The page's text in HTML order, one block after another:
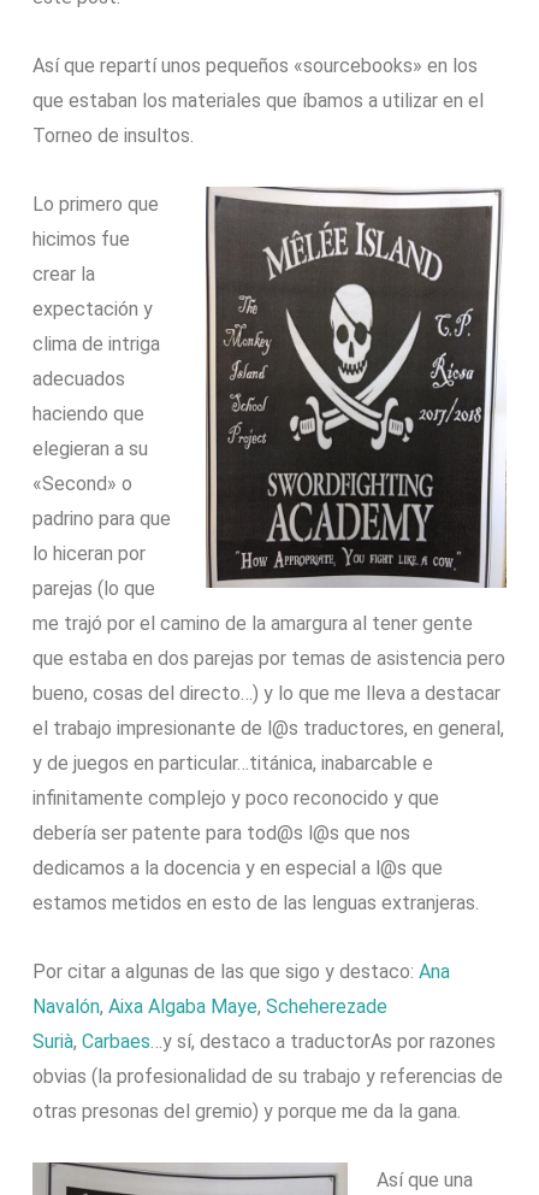
Así que repartí unos pequeños «sourcebooks» en los
que estaban los materiales que íbamos a utilizar en el
Torneo de insultos.
Lo primero que
hicimos fue
crear la
expectación y
clima de intriga
adecuados
haciendo que
elegieran a su
«Second» o
padrino para que
lo hiceran por
parejas (lo que
me trajó por el camino de la amargura al tener gente
que estaba en dos parejas por temas de asistencia pero
bueno, cosas del directo…) y lo que me lleva a destacar
el trabajo impresionante de l@s traductores, en general,
y de juegos en particular…titánica, inabarcable e
infinitamente complejo y poco reconocido y que
debería ser patente para tod@s l@s que nos
dedicamos a la docencia y en especial a l@s que
estamos metidos en esto de las lenguas extranjeras.
Por citar a algunas de las que sigo y destaco:Ana
Navalón, Aixa Algaba Maye,Scheherezade
Surià,Carbaes …y sí, destaco a traductorAs por razones
obvias (la profesionalidad de su trabajo y referencias de
otras presonas del gremio) y porque me da la gana.
Así que una